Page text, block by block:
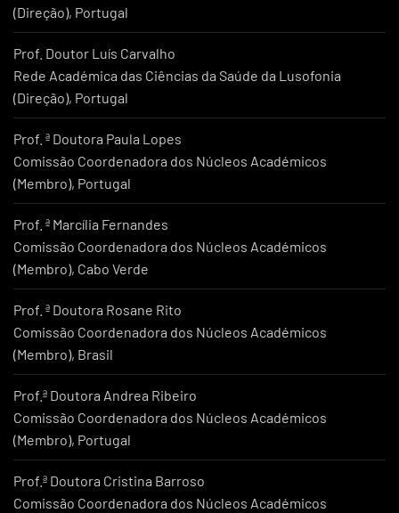
(Direção), Portugal
Prof. Doutor Luís Carvalho
Rede Académica das Ciências da Saúde da Lusofonia
(Direção), Portugal
Prof. ª Doutora Paula Lopes
Comissão Coordenadora dos Núcleos Académicos
(Membro), Portugal
Prof. ª Marcília Fernandes
Comissão Coordenadora dos Núcleos Académicos
(Membro), Cabo Verde
Prof. ª Doutora Rosane Rito
Comissão Coordenadora dos Núcleos Académicos
(Membro), Brasil
Prof.ª Doutora Andrea Ribeiro
Comissão Coordenadora dos Núcleos Académicos
(Membro), Portugal
Prof.ª Doutora Cristina Barroso
Comissão Coordenadora dos Núcleos Académicos